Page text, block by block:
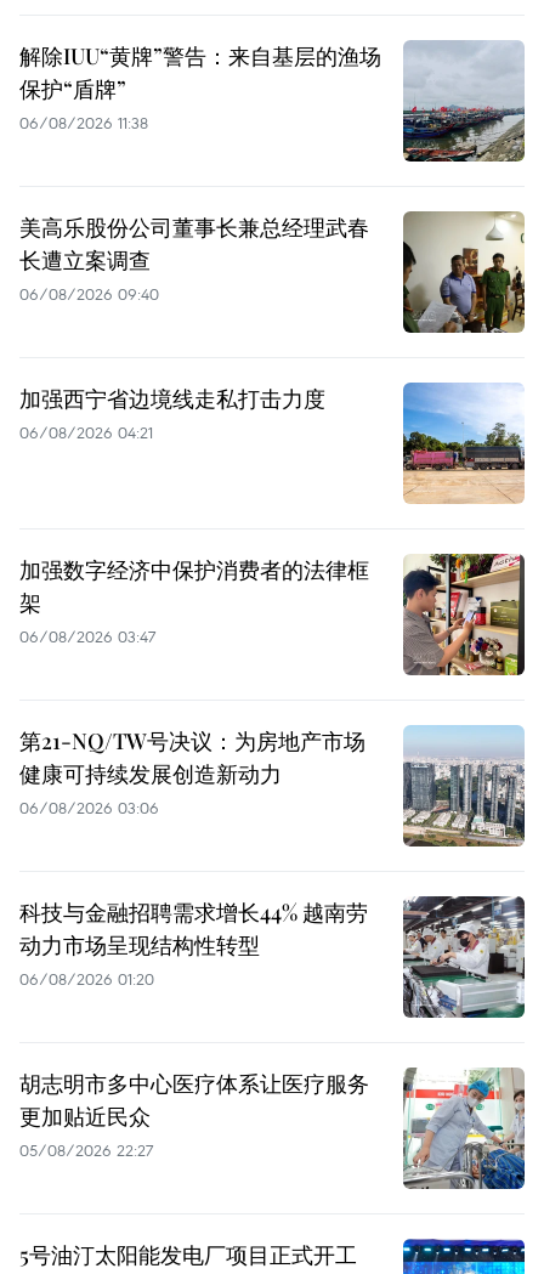
解除IUU“黄牌”警告：来自基层的渔场
保护“盾牌”
06/08/2026 11:38
美高乐股份公司董事长兼总经理武春
长遭立案调查
06/08/2026 09:40
加强西宁省边境线走私打击力度
06/08/2026 04:21
加强数字经济中保护消费者的法律框
架
06/08/2026 03:47
第21-NQ/TW号决议：为房地产市场
健康可持续发展创造新动力
06/08/2026 03:06
科技与金融招聘需求增长44% 越南劳
动力市场呈现结构性转型
06/08/2026 01:20
胡志明市多中心医疗体系让医疗服务
更加贴近民众
05/08/2026 22:27
5号油汀太阳能发电厂项目正式开工